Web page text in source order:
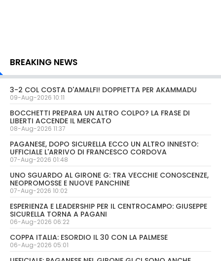
BREAKING NEWS
3-2 COL COSTA D'AMALFI! DOPPIETTA PER AKAMMADU
09-Aug-2026 10:11
BOCCHETTI PREPARA UN ALTRO COLPO? LA FRASE DI
LIBERTI ACCENDE IL MERCATO
08-Aug-2026 11:37
PAGANESE, DOPO SICURELLA ECCO UN ALTRO INNESTO:
UFFICIALE L'ARRIVO DI FRANCESCO CORDOVA
07-Aug-2026 01:48
UNO SGUARDO AL GIRONE G: TRA VECCHIE CONOSCENZE,
NEOPROMOSSE E NUOVE PANCHINE
07-Aug-2026 10:02
ESPERIENZA E LEADERSHIP PER IL CENTROCAMPO: GIUSEPPE
SICURELLA TORNA A PAGANI
06-Aug-2026 06:22
COPPA ITALIA: ESORDIO IL 30 CON LA PALMESE
06-Aug-2026 05:01